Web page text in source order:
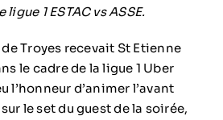
1 ESTAC vs ASSE.
Troyes recevait St Etienne
le cadre de la ligue 1 Uber
l’honneur d’animer l’avant
le set du guest de la soirée,